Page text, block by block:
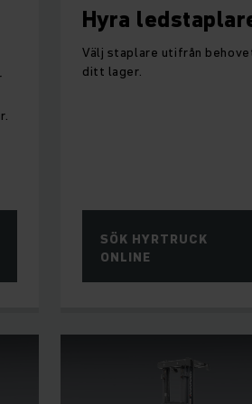
Hyra
Välj staplare utifrån
ditt lager.
SÖK HYRTRUCK
ONLINE